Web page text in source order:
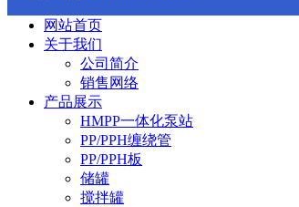
网站首页
关于我们
公司简介
销售网络
产品展示
HMPP一体化泵站
PP/PPH缠绕管
PP/PPH板
储罐
搅拌罐